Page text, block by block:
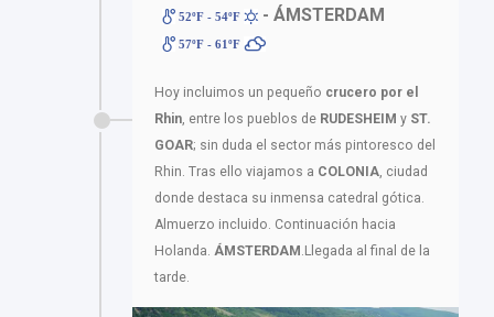
52ºF - 54ºF - ÁMSTERDAM
57ºF - 61ºF
Hoy incluimos un pequeño crucero por el
Rhin , entre los pueblos de RUDESHEIM y ST.
GOAR; sin duda el sector más pintoresco del
Rhin. Tras ello viajamos a COLONIA , ciudad
donde destaca su inmensa catedral gótica.
Almuerzo incluido. Continuación hacia
Holanda. ÁMSTERDAM .Llegada al final de la
tarde.